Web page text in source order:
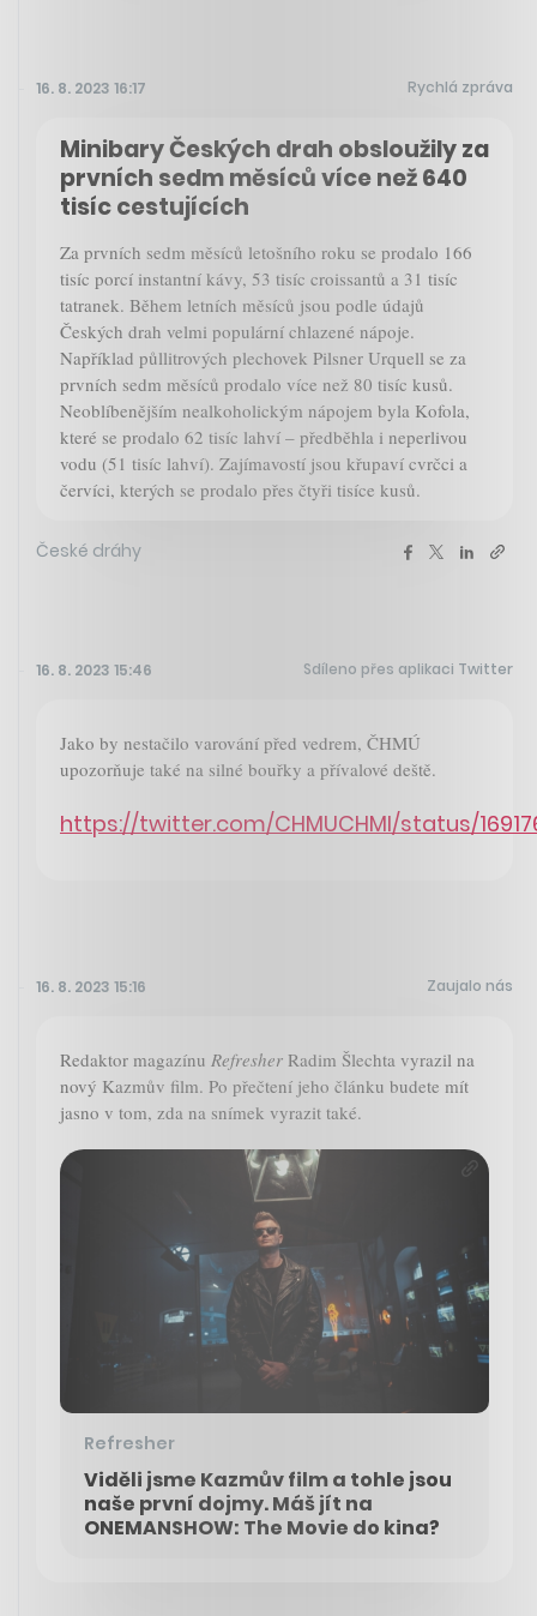
16. 8. 2023 16:17 Rychlá zpráva
Minibary Českých drah obsloužily za
prvních sedm měsíců více než 640
tisíc cestujících
Za prvních sedm měsíců letošního roku se prodalo 166
tisíc porcí instantní kávy, 53 tisíc croissantů a 31 tisíc
tatranek. Během letních měsíců jsou podle údajů
Českých drah velmi populární chlazené nápoje.
Například půllitrových plechovek Pilsner Urquell se za
prvních sedm měsíců prodalo více než 80 tisíc kusů.
Neoblíbenějším nealkoholickým nápojem byla Kofola,
které se prodalo 62 tisíc lahví – předběhla i neperlivou
vodu (51 tisíc lahví). Zajímavostí jsou křupaví cvrčci a
červíci, kterých se prodalo přes čtyři tisíce kusů.
České dráhy
16. 8. 2023 15:46 Sdíleno přes aplikaci Twitter
Jako by nestačilo varování před vedrem, ČHMÚ
upozorňuje také na silné bouřky a přívalové deště.
https://twitter.com/CHMUCHMI/status/
16. 8. 2023 15:16 Zaujalo nás
Redaktor magazínu Refresher Radim Šlechta vyrazil na
nový Kazmův film. Po přečtení jeho článku budete mít
jasno v tom, zda na snímek vyrazit také.
Refresher
Viděli jsme Kazmův film a tohle jsou
naše první dojmy. Máš jít na
ONEMANSHOW: The Movie do kina?